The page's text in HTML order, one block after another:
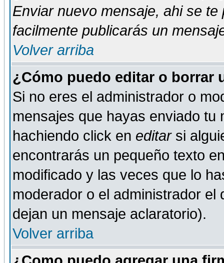
Enviar nuevo mensaje, ahi se te
facilmente publicarás un
Volver arriba
¿Cómo puedo editar o borrar
Si no eres el administrador o
mensajes que hayas enviado tu
hachiendo click en editarsi
encontrarás un pequeño texto
modificado y las veces que lo
moderador o el administrador
dejan un mensaje aclaratorio).
Volver arriba